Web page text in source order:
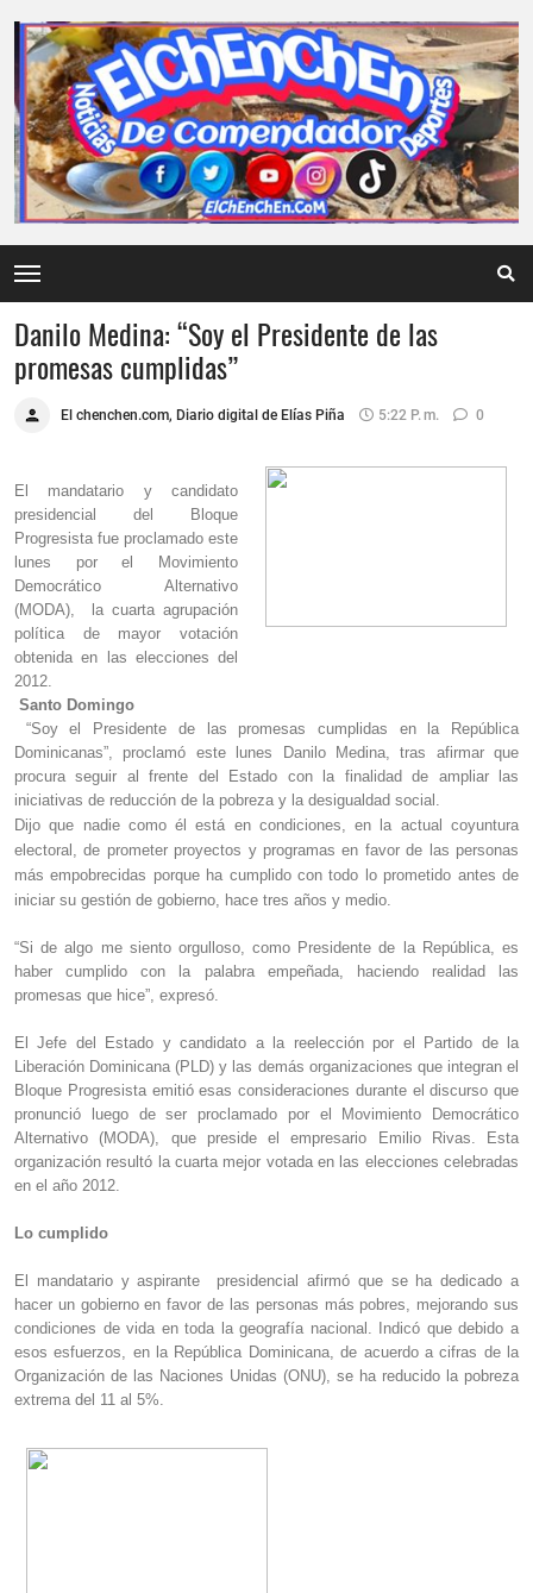
Danilo Medina: “Soy el Presidente de las
promesas cumplidas”
El chenchen.com, Diario digital de Elías Piña 5:22 P. M. 0
El mandatario y candidato
presidencial del Bloque
Progresista fue proclamado este
lunes por el Movimiento
Democrático Alternativo
(MODA), la cuarta agrupación
política de mayor votación
obtenida en las elecciones del
2012.
Santo Domingo
“Soy el Presidente de las promesas cumplidas en la República
Dominicanas”, proclamó este lunes Danilo Medina, tras afirmar que
procura seguir al frente del Estado con la finalidad de ampliar las
iniciativas de reducción de la pobreza y la desigualdad social.
Dijo que nadie como él está en condiciones, en la actual coyuntura
electoral, de prometer proyectos y programas en favor de las personas
más empobrecidas porque ha cumplido con todo lo prometido antes de
iniciar su gestión de gobierno, hace tres años y medio.
“Si de algo me siento orgulloso, como Presidente de la República, es
haber cumplido con la palabra empeñada, haciendo realidad las
promesas que hice”, expresó.
El Jefe del Estado y candidato a la reelección por el Partido de la
Liberación Dominicana (PLD) y las demás organizaciones que integran el
Bloque Progresista emitió esas consideraciones durante el discurso que
pronunció luego de ser proclamado por el Movimiento Democrático
Alternativo (MODA), que preside el empresario Emilio Rivas. Esta
organización resultó la cuarta mejor votada en las elecciones celebradas
en el año 2012.
Lo cumplido
El mandatario y aspirante presidencial afirmó que se ha dedicado a
hacer un gobierno en favor de las personas más pobres, mejorando sus
condiciones de vida en toda la geografía nacional. Indicó que debido a
esos esfuerzos, en la República Dominicana, de acuerdo a cifras de la
Organización de las Naciones Unidas (ONU), se ha reducido la pobreza
extrema del 11 al 5%.